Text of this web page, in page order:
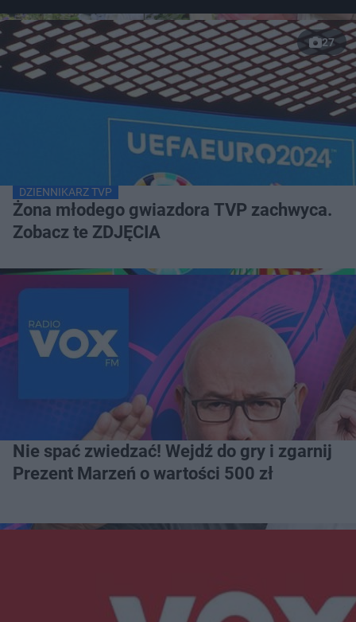
27
DZIENNIKARZ TVP
Żona młodego gwiazdora TVP zachwyca.
Zobacz te ZDJĘCIA
Nie spać zwiedzać! Wejdź do gry i zgarnij
Prezent Marzeń o wartości 500 zł